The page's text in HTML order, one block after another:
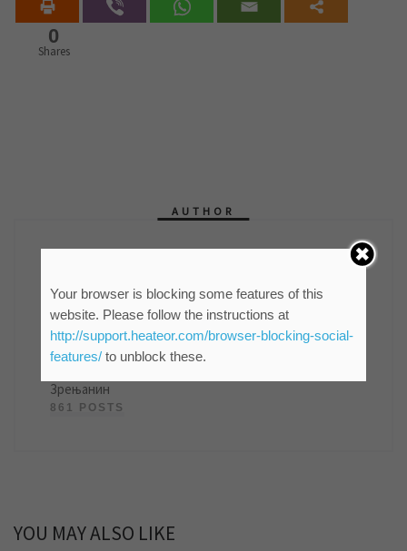
0
Shares
AUTHOR
мр Синиша Гајин
Руководилац Службе информисања и пословних
Зрењанин
861 POSTS
YOU MAY ALSO LIKE
Your browser is blocking some features of this
website. Please follow the instructions at
http://support.heateor.com/browser-blocking-social-
features/to unblock these.